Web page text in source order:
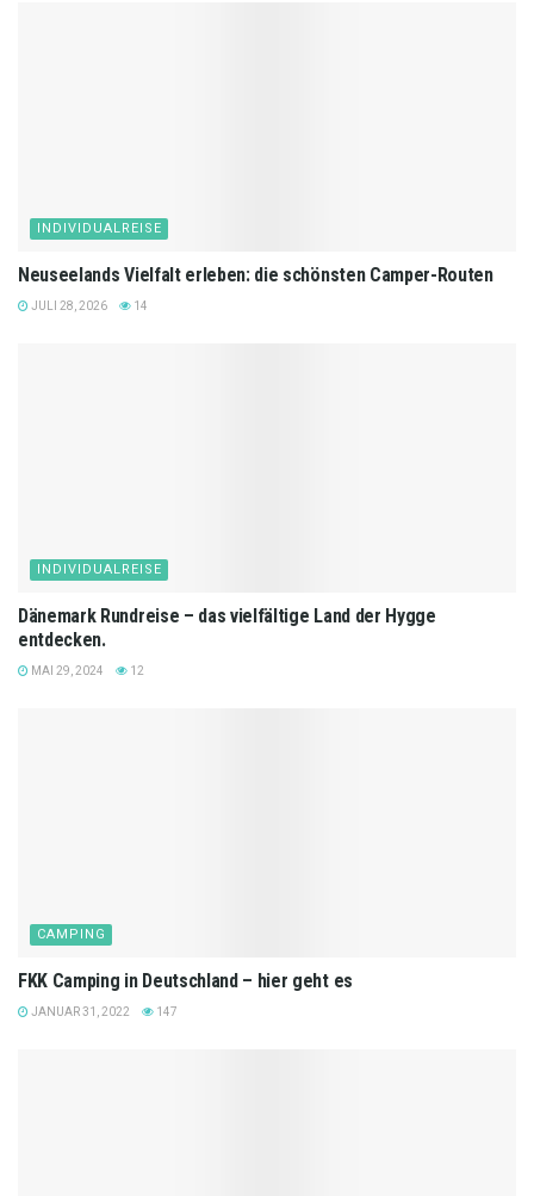
INDIVIDUALREISE
Neuseelands Vielfalt erleben: die schönsten Camper-Routen
JULI 28, 2026 14
INDIVIDUALREISE
Dänemark Rundreise – das vielfältige Land der Hygge
entdecken.
MAI 29, 2024 12
CAMPING
FKK Camping in Deutschland – hier geht es
JANUAR 31, 2022 147